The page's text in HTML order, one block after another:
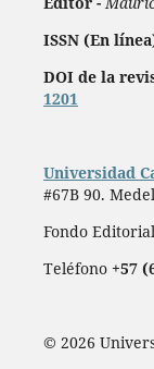
ISSN (En
DOI de la
1201
Universidad
#67B 90.
Fondo
Teléfono +57
© 2026